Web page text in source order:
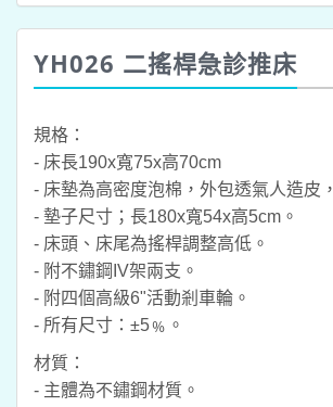
YH026 二搖桿急診推床
規格：
- 床長190x寬75x高70cm
- 床墊為高密度泡棉，外包透氣人造皮，
- 墊子尺寸；長180x寬54x高5cm。
- 床頭、床尾為搖桿調整高低。
- 附不鏽鋼IV架兩支。
- 附四個高級6"活動剎車輪。
- 所有尺寸：±5﹪。
材質：
- 主體為不鏽鋼材質。